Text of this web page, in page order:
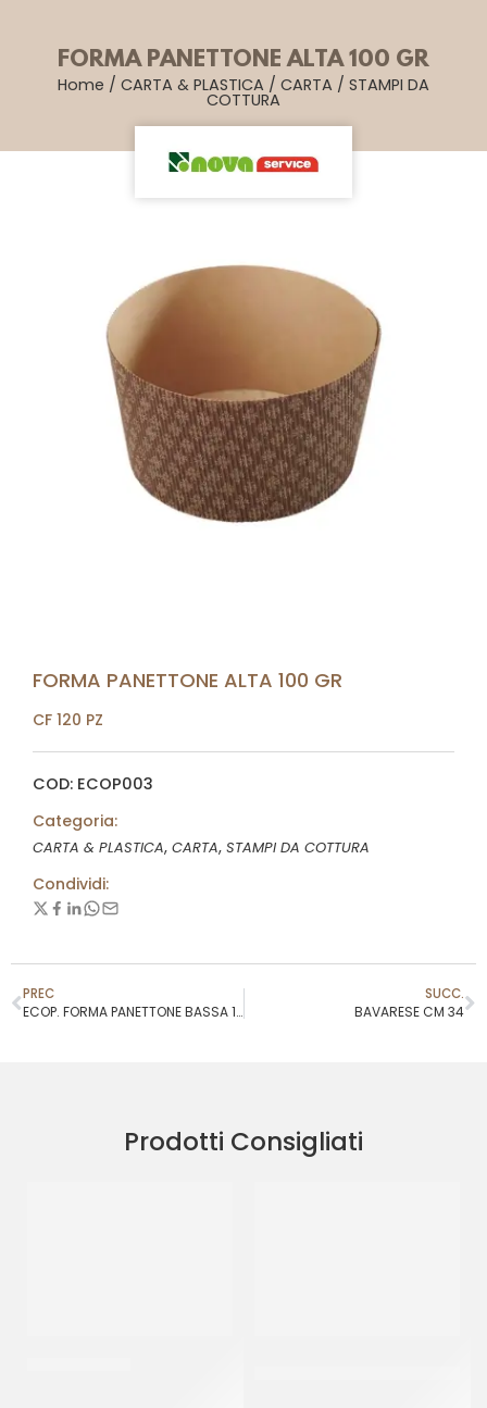
FORMA PANETTONE ALTA 100 GR
Home / CARTA & PLASTICA / CARTA / STAMPI DA
COTTURA
FORMA PANETTONE ALTA 100 GR
CF 120 PZ
COD: ECOP003
Categoria:
CARTA & PLASTICA, CARTA, STAMPI DA COTTURA
Condividi:
PREC
ECOP. FORMA PANETTONE BASSA 1 KG ONDA INTERNA
SUCC.
BAVARESE CM 34
Prodotti Consigliati